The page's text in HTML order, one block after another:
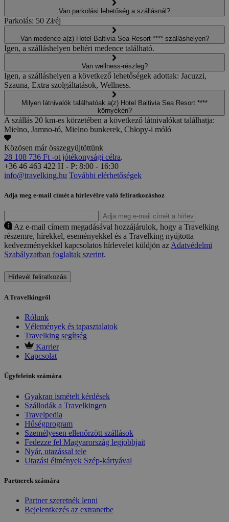
Van parkolási lehetőség a szállásnál?
Parkolás: 50 Zł/éj
Van medence a(z) Hotel Baltivia Sea Resort **** szálláshelyen?
Igen, a szálláshelyen beltéri medence található.
Van wellness-részleg?
Igen, a szálláshelyen a következő lehetőségek adottak: Jacuzzi,
Szauna, Extra szolgáltatások, Wellness.
Milyen látnivalók találhatóak a(z) Hotel Baltivia Sea Resort ****
környékén?
A szállás 20 km-es körzetében a következő látnivalókat találhatja:
Mielno, Jamno-tó, Mielno bunkerek, Chłopy-i móló
Közösen már összegyüjtöttünk
28 108 736 Ft -ot jótékonysági célra.
+36 46 463 422 H - P: 8:00 - 16:30
info@travelking.hu További elérhetőségek
Adja meg e-mail címét a hírlevélre való feliratkozáshoz
Az e-mail címem megadásával hozzájárulok, hogy a Travelking
részemre, hírekkel, eseményekkel és a Travelking nyújtotta
kedvezményekkel kapcsolatos hírlevelet küldjön az Adatvédelmi
Szabályzatban foglaltak szerint.
Hírlevél feliratkozás
A Travelkingről
Rólunk
Vélemények és tapasztalatok
Travelking segítség
Karrier
Kapcsolat
Ügyfeleink számára
Gyakran ismételt kérdések
Szállodák a Travelkingen
Travelpedia
Hűségprogram
Személyesen ellenőrzött szállások
Fedezze fel Magyarország legjobbjait
Nyár, utazással tele
Utazási élmények Szép-kártyával
Partnerek számára
Partner szeretnék lenni
Bejelentkezés az extranetbe